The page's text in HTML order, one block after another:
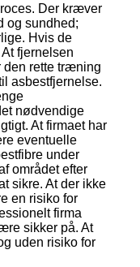
Der kræver
og sundhed;
Hvis de
fjernelsen
den rette træning
asbestfjernelse.
nødvendige
At firmaet har
eventuelle
under
området efter
sikre. At der ikke
en risiko for
firma
sikker på. At
uden risiko for